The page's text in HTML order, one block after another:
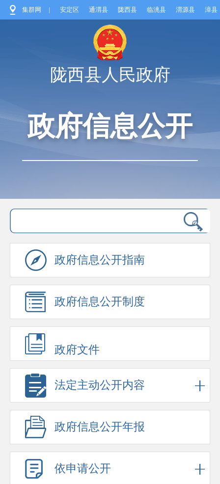
集群网 | 安定区 通渭县 陇西县 临洮县 渭源县 漳县
陇西县人民政府
政府信息公开
政府信息公开指南
政府信息公开制度
政府文件
法定主动公开内容
政府信息公开年报
依申请公开